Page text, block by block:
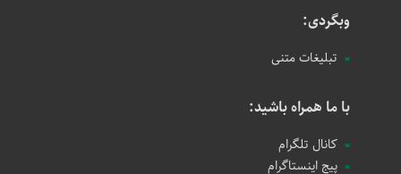
وبگردی:
تبلیغات متنی
با ما همراه باشید:
کانال تلگرام
پیج اینستاگرام